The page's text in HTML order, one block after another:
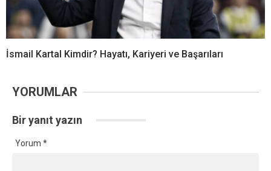
İsmail Kartal Kimdir? Hayatı, Kariyeri ve Başarıları
YORUMLAR
Bir yanıt yazın
Yorum *